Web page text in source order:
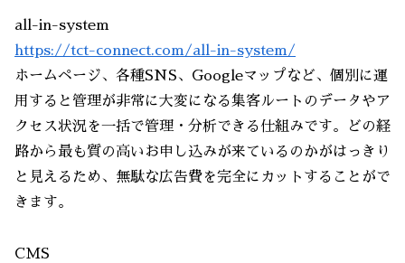
all-in-system
https://tct-connect.com/all-in-system/
ホームページ、各種SNS、Googleマップなど、個別に運
用すると管理が非常に大変になる集客ルートのデータやア
クセス状況を一括で管理・分析できる仕組みです。どの経
路から最も質の高いお申し込みが来ているのかがはっきり
と見えるため、無駄な広告費を完全にカットすることがで
きます。
CMS